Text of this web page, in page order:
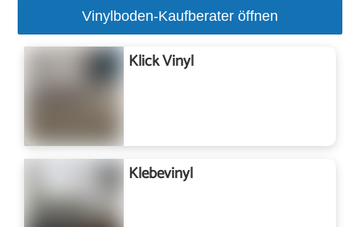
Vinylboden-Kaufberater öffnen
Klick Vinyl
Klebevinyl